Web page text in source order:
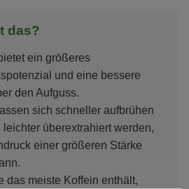
das?
ein größeres
und eine bessere
den Aufguss.
lassen sich schneller aufbrühen
leichter überextrahiert werden,
einer größeren Stärke
das meiste Koffein enthält,